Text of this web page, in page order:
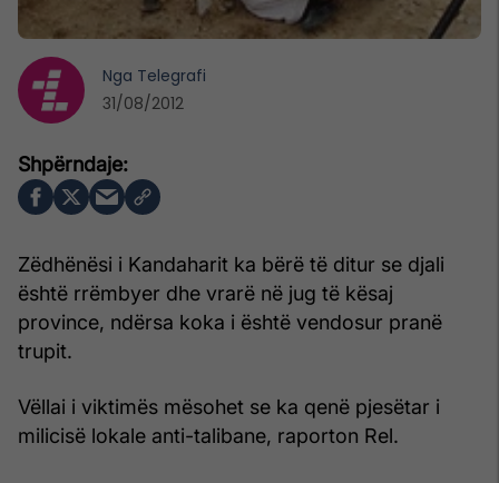
Zëdhënësi i Kandaharit ka bërë të ditur se djali
është rrëmbyer dhe vrarë në jug të kësaj
province, ndërsa koka i është vendosur pranë
trupit.
Vëllai i viktimës mësohet se ka qenë pjesëtar i
milicisë lokale anti-talibane, raporton Rel.
Nga Telegrafi
31/08/2012